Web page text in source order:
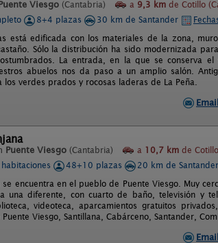
Viesgo (Cantabria) a 9,3 km de Cotillo
8+4 plazas 30 km de Santander
está edificada con los materiales de la zona,
Sólo la distribución ha sido modernizada
La entrada, en la que se conserva
abuelos nos da paso a un amplio salón.
verdes prados y rocosas laderas de La Peña.
Email
Puente Viesgo (Cantabria) a 10,7 km de
48+10 plazas
20 km de Santander
encuentra en el pueblo de Puente Viesgo. Muy
una diferente, con cuarto de baño, televisión y
videoteca, aparcamientos gratuitos
Viesgo, Santillana, Cabárceno, Santander,
Email